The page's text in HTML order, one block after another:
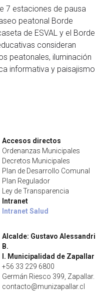
Local
2028
7 estaciones de pausa
peatonal Borde
de ESVAL y el Borde
consideran
peatonales, iluminación
informativa y paisajismo
Accesos directos
Ordenanzas Municipales
Decretos Municipales
Plan de Desarrollo Comunal
Plan Regulador
Ley de Transparencia
Intranet
Intranet Salud
Alcalde: Gustavo Alessandri
B.
I. Municipalidad de Zapallar
+56 33 229 6800
Germán Riesco 399, Zapallar.
contacto@munizapallar.cl